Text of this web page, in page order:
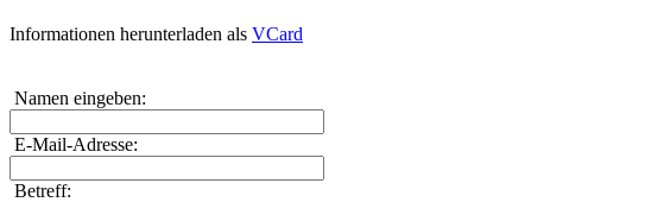
Informationen herunterladen als VCard
Namen eingeben:
E-Mail-Adresse:
Betreff: